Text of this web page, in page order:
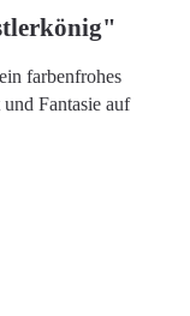
farbenfrohes
Fantasie auf